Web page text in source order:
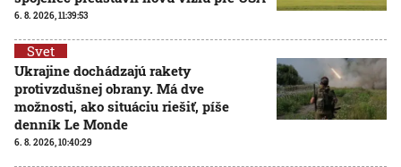
6. 8. 2026, 11:39:53
Svet
Ukrajine dochádzajú rakety
protivzdušnej obrany. Má dve
možnosti, ako situáciu riešiť, píše
denník Le Monde
6. 8. 2026, 10:40:29